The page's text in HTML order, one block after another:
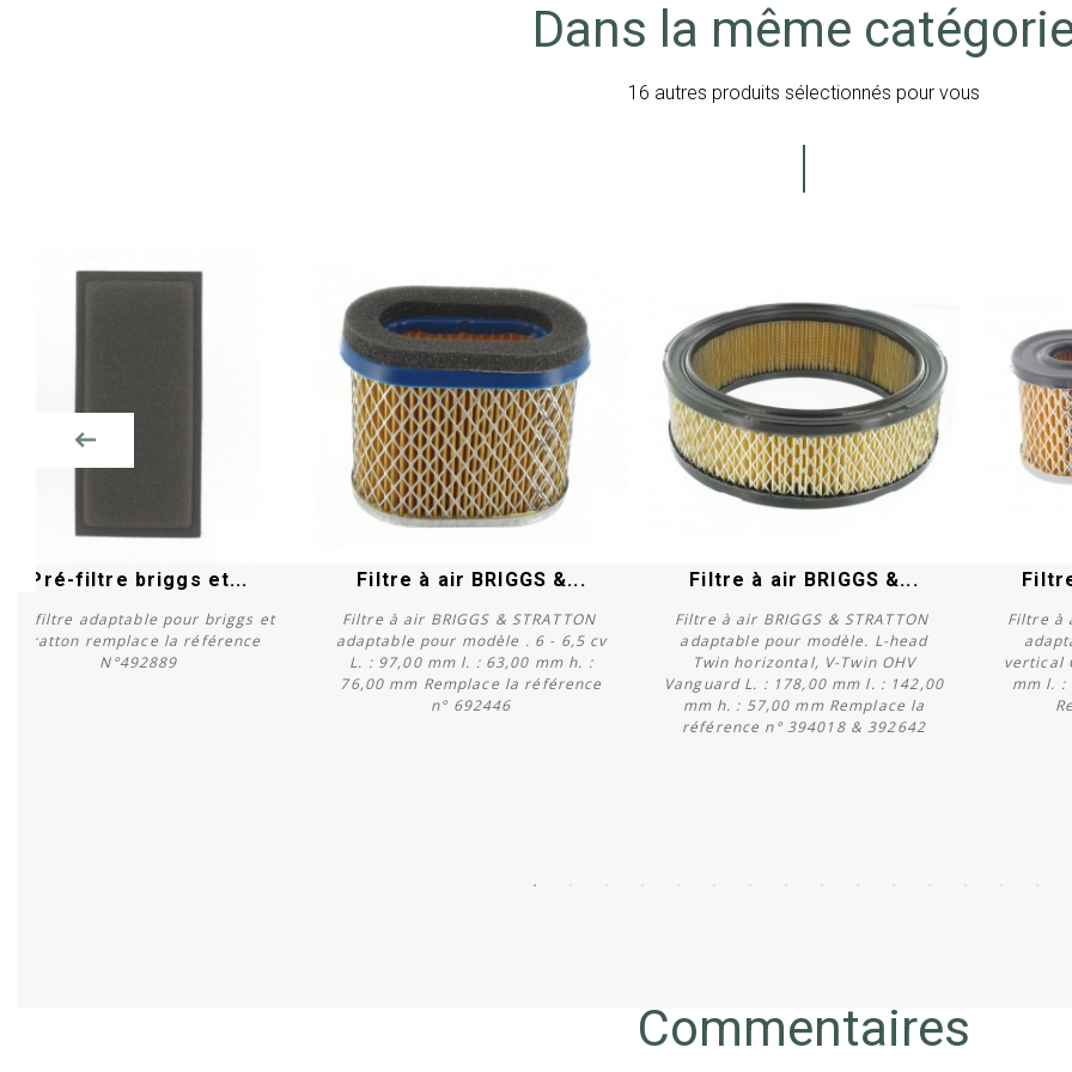
Dans la même
16 autres produits sélectionnés pour vous
Pré-filtre briggs et...
Pré filtre adaptable pour briggs et
stratton remplace la référence
N°492889
Acheter
Filtre à air BRIGGS &...
Filtre à air BRIGGS & STRATTON
adaptable pour modèle . 6 - 6,5 cv
L. : 97,00 mm l. : 63,00 mm h. :
76,00 mm Remplace la référence
n° 692446
Acheter
Filtre à air BRIGGS &...
Filtre à air BRIGGS & STRATTON
adaptable pour modèle. L-head
Twin horizontal, V-Twin OHV
Vanguard L. : 178,00 mm l. : 142,00
mm h. : 57,00 mm Remplace la
référence n° 394018 & 392642
Filtre à
vertical
mm l. :
Commentaires